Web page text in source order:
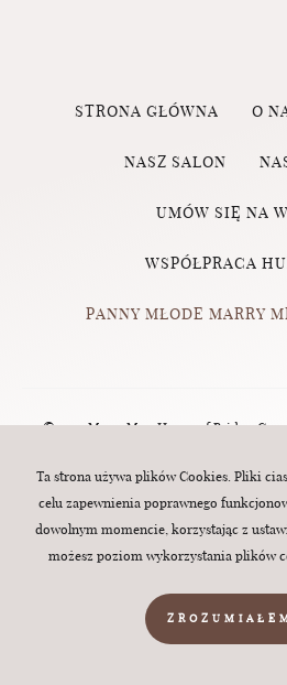
STRONA GŁÓWNA O
NASZ SALON
UMÓW SIĘ NA
WSPÓŁPRACA
PANNY MŁODE MARRY
© 2023 Marry Me - House of Brides,
570 760 320 | e-mail:
reserved.
Ta strona używa plików Cookies. Pliki
celu zapewnienia poprawnego
dowolnym momencie, korzystając z
możesz poziom wykorzystania plików